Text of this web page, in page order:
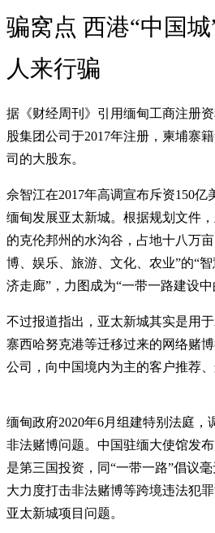
骗窝点 西港“中国城
人来行骗
据《财经周刊》引用缅甸工商注册
股集团公司于2017年注册，柬埔寨
司的大股东。
佘智江在2017年高调宣布斥资150亿
缅甸发展亚太新城。根据规划文件
的克伦邦州的水沟谷，占地十八万
博、娱乐、旅游、文化、农业”的“
济走廊”，力图成为“一带一路建设中
不过报道指出，亚太新城其实是用
寨西哈努克港等迁移过来的网络赌
公司，向中国境内为主的客户推荐、
缅甸政府2020年6月组建特别法庭，
非法赌博问题。中国驻缅大使馆发
是第三国投资，同“一带一路”倡议
大力度打击非法赌博等跨境违法犯
亚太新城项目问题。